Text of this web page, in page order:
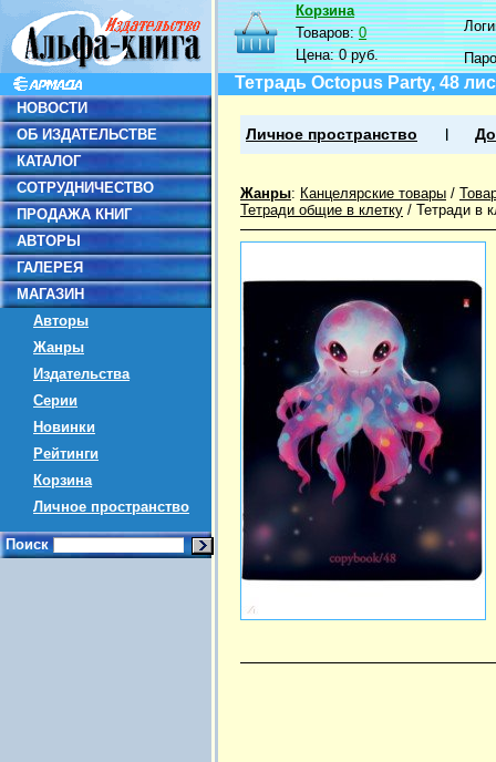
НОВОСТИ
ОБ ИЗДАТЕЛЬСТВЕ
КАТАЛОГ
СОТРУДНИЧЕСТВО
ПРОДАЖА КНИГ
АВТОРЫ
ГАЛЕРЕЯ
МАГАЗИН
Авторы
Жанры
Издательства
Серии
Новинки
Рейтинги
Корзина
Личное пространство
Поиск
Корзина
Товаров:0
Цена:0 руб.
Тетрадь Octopus Party, 48
Личное пространство
Жанры: Канцелярские товары /
Тетради общие в клетку / Тетради в